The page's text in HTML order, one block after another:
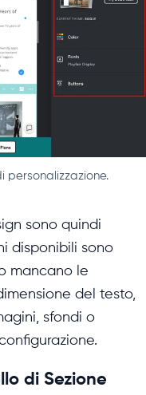
personalizzazione.
sono quindi
disponibili sono
mancano le
del testo,
sfondi o
di Sezione